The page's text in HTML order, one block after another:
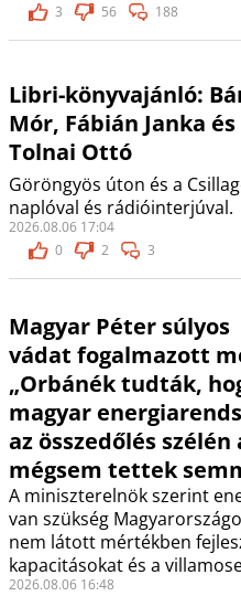
3
56 188
Libri-könyvajánló:
Mór, Fábián Janka és
Tolnai Ottó
Göröngyös úton és a
naplóval és rádióinterjúval.
2026.08.06 17:04
0
2 3
Magyar Péter súlyos
vádat fogalmazott
„Orbánék tudták,
magyar
az összedőlés szélén
mégsem tettek
A miniszterelnök szerint
van szükség
nem látott mértékben
kapacitásokat és a
2026.08.06 16:48